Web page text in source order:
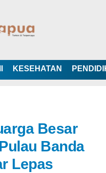
KESEHATAN
Besar
Banda
Lepas